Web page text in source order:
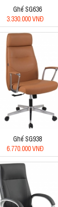
Ghế SG636
3.330.000 VNĐ
Ghế SG938
6.770.000 VNĐ